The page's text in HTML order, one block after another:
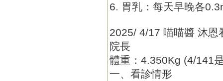
6. 胃乳：每天早晚各
2025/ 4/17 喵喵醬 沐恩
院長
體重：4.350Kg (4/141
一、看診情形